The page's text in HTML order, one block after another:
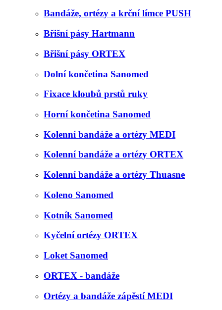
Bandáže, ortézy a krční límce PUSH
Břišní pásy Hartmann
Břišní pásy ORTEX
Dolní končetina Sanomed
Fixace kloubů prstů ruky
Horní končetina Sanomed
Kolenní bandáže a ortézy MEDI
Kolenní bandáže a ortézy ORTEX
Kolenní bandáže a ortézy Thuasne
Koleno Sanomed
Kotník Sanomed
Kyčelní ortézy ORTEX
Loket Sanomed
ORTEX - bandáže
Ortézy a bandáže zápěstí MEDI